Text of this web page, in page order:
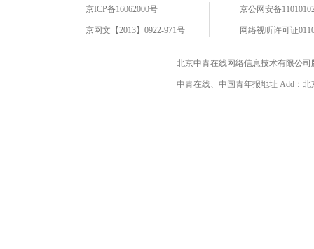
京ICP备16062000号
京网文【2013】0922-971号
京公网安备
网络视听许可证
北京中青在线网络信息技术有限公
中青在线、中国青年报地址 Add：北